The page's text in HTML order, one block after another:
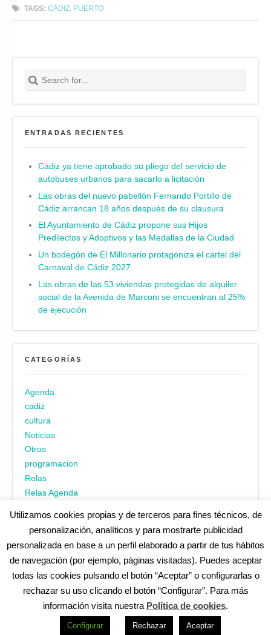
TAGS: CÁDIZ PUERTO
Search for:
Buscar
ENTRADAS RECIENTES
Cádiz ya tiene aprobado su pliego del servicio de
autobuses urbanos para sacarlo a licitación
Las obras del nuevo pabellón Fernando Portillo de
Cádiz arrancan 18 años después de su clausura
El Ayuntamiento de Cádiz propone sus Hijos
Predilectos y Adoptivos y las Medallas de la Ciudad
Un bodegón de El Millonario protagoniza el cartel del
Carnaval de Cádiz 2027
Las obras de las 53 viviendas protegidas de alquiler
social de la Avenida de Marconi se encuentran al 25%
de ejecución
CATEGORÍAS
Agenda
cadiz
cultura
Noticias
Otros
programacion
Relas
Relas Agenda
¿No encuentras alguna cosa? Echa un vistazo encadiz.es|
Aviso legal| Política de privacidad|Accesibilidad| Política de
Redes Sociales (Listado completo):
Utilizamos cookies propias y de terceros para fines técnicos, de
personalización, analíticos y para mostrarte publicidad
personalizada en base a un perfil elaborado a partir de tus hábitos
de navegación (por ejemplo, páginas visitadas). Puedes aceptar
todas las cookies pulsando el botón “Aceptar” o configurarlas o
rechazar su uso clicando el botón “Configurar”. Para más
información visita nuestra Política de cookies.
Configurar Rechazar Aceptar